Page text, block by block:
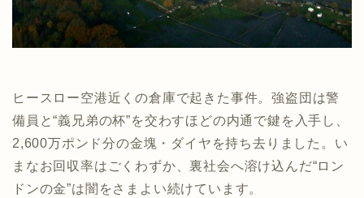
ヒースロー空港近くの倉庫で起きた事件。強盗団は警
備員と“義兄弟の杯”を交わすほどの内通で鍵を入手し、
2,600万ポンド分の金塊・ダイヤを持ち去りました。い
まなお回収率はごくわずか、裏社会へ溶け込んだ“ロン
ドンの金”は闇をさまよい続けています。